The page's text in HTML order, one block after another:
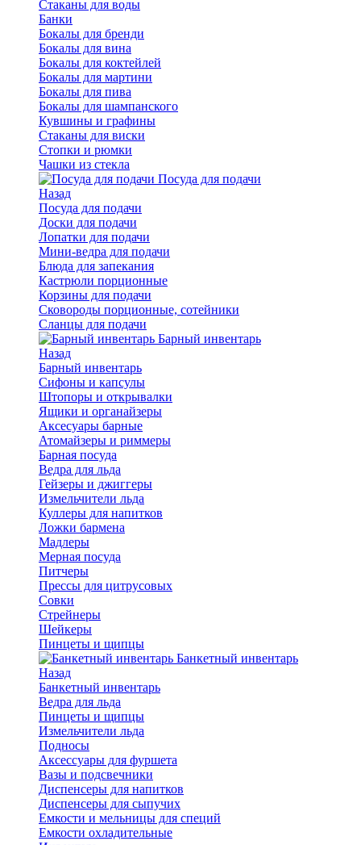
Стаканы для воды
Банки
Бокалы для бренди
Бокалы для вина
Бокалы для коктейлей
Бокалы для мартини
Бокалы для пива
Бокалы для шампанского
Кувшины и графины
Стаканы для виски
Стопки и рюмки
Чашки из стекла
Посуда для подачи
Назад
Посуда для подачи
Доски для подачи
Лопатки для подачи
Мини-ведра для подачи
Блюда для запекания
Кастрюли порционные
Корзины для подачи
Сковороды порционные, сотейники
Сланцы для подачи
Барный инвентарь
Назад
Барный инвентарь
Сифоны и капсулы
Штопоры и открывалки
Ящики и органайзеры
Аксесуары барные
Атомайзеры и риммеры
Барная посуда
Ведра для льда
Гейзеры и джиггеры
Измельчители льда
Куллеры для напитков
Ложки бармена
Мадлеры
Мерная посуда
Питчеры
Прессы для цитрусовых
Совки
Стрейнеры
Шейкеры
Пинцеты и щипцы
Банкетный инвентарь
Назад
Банкетный инвентарь
Ведра для льда
Пинцеты и щипцы
Измельчители льда
Подносы
Аксессуары для фуршета
Вазы и подсвечники
Диспенсеры для напитков
Диспенсеры для сыпучих
Емкости и мельницы для специй
Емкости охладительные